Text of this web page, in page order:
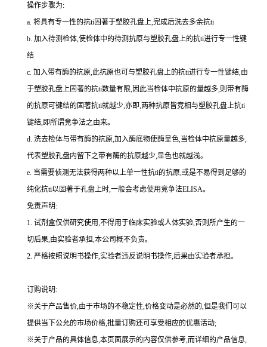
操作步骤为:
a. 将具有专一性的抗ti固著于塑胶孔盘上,完成后洗去多余抗ti
b. 加入待测检体,使检体中的待测抗原与塑胶孔盘上的抗ti进行专一性键
结
c. 加入带有酶的抗原,此抗原也可与塑胶孔盘上的抗ti进行专一性键结,由
于塑胶孔盘上固著的抗ti数量有限,因此当检体中抗原的量越多,则带有酶
的抗原可键结的固著抗ti就越少,亦即,两种抗原皆竞相与塑胶孔盘上抗ti
键结,即所谓竞争法之由来。
d. 洗去检体与带有酶的抗原,加入酶底物使酶呈色,当检体中抗原量越多,
代表塑胶孔盘内留下之带有酶的抗原越少,显色也就越浅。
e. 当需要侦测无法获得两种以上单一性抗ti的抗原,或是不易得到足够的
纯化抗ti以固著于孔盘上时,一般会考虑使用竞争法ELISA。
免责声明:
1. 试剂盒仅供研究使用,不得用于临床实验或人体实验,否则所产生的一
切后果,由实验者承担,本公司概不负责。
2. 严格按照说明书操作,实验者违反说明书操作,后果由实验者承担。
订购说明:
※关于产品售价,由于市场的不稳定性,价格变动是必然的,但是我们可以
提供当下公允的市场价格,批量订购还可享受相应的优惠活动;
※关于产品的具体信息,本页面展示的内容仅供参考,而详细的产品信息,